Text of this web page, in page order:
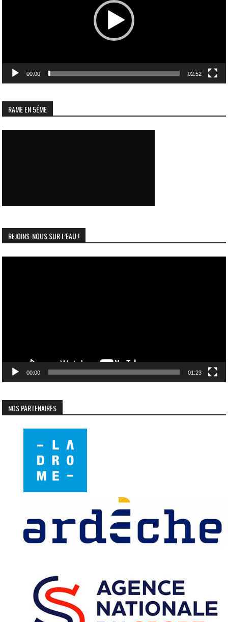
00:00 02:52
RAME EN 5ÉME
REJOINS-NOUS SUR L’EAU !
00:00 01:23
NOS PARTENAIRES